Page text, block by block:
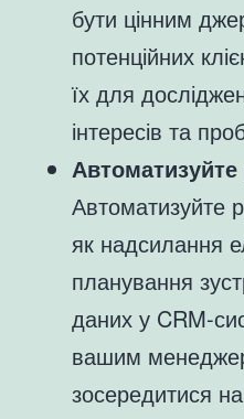
бути цінним
потенційних
їх для
інтересів та
Автоматизуйте
як надсилання
планування
даних у CRM-
вашим
зосередитися